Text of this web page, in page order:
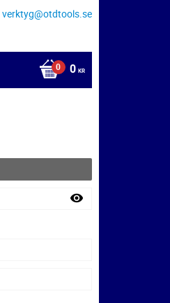
verktyg@otdtools.se
0 KR
visibility